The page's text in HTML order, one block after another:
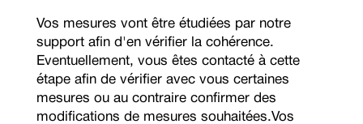
Vos mesures vont être étudiées par notre
support afin d'en vérifier la cohérence.
Eventuellement, vous êtes contacté à cette
étape afin de vérifier avec vous certaines
mesures ou au contraire confirmer des
modifications de mesures souhaitées.Vos